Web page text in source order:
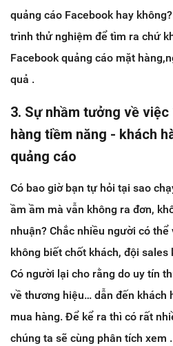
quảng cáo Facebook hay
trình thử nghiệm để tìm ra chứ
Facebook quảng cáo mặt
quả .
3. Sự nhầm tưởng về việc
hàng tiềm năng - khách
quảng cáo
Có bao giờ bạn tự hỏi tại sao
ầm ầm mà vẫn không ra đơn,
nhuận? Chắc nhiều người có
không biết chốt khách, đội
Có người lại cho rằng do uy tín
về thương hiệu… dẫn đến khách
mua hàng. Để kể ra thì có rất
chúng ta sẽ cùng phân tích xem .